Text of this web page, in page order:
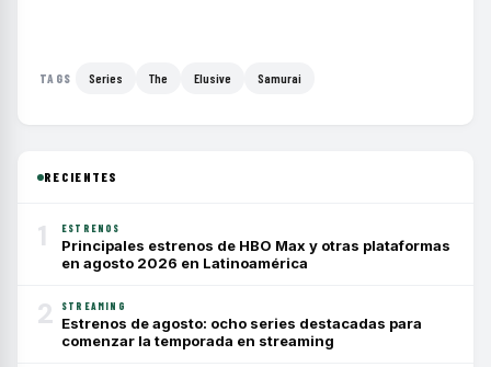
TAGS Series The Elusive Samurai
RECIENTES
1 ESTRENOS
Principales estrenos de HBO Max y otras plataformas
en agosto 2026 en Latinoamérica
2 STREAMING
Estrenos de agosto: ocho series destacadas para
comenzar la temporada en streaming